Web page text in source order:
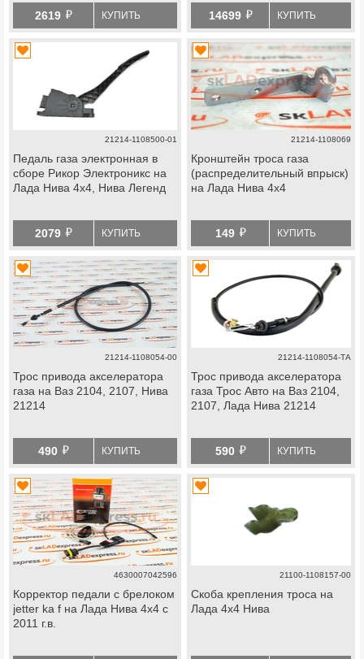
2619 й КУПИТЬ
14699 й КУПИТЬ
21214-1108500-01
Педаль газа электронная в
сборе Рикор Электроникс на
Лада Нива 4х4, Нива Легенд
2079 й КУПИТЬ
21214-1108069
Кронштейн троса газа
(распределительный впрыск)
на Лада Нива 4х4
149 й КУПИТЬ
21214-1108054-00
Трос привода акселератора
газа на Ваз 2104, 2107, Нива
21214
490 й КУПИТЬ
21214-1108054-ТА
Трос привода акселератора
газа Трос Авто на Ваз 2104,
2107, Лада Нива 21214
590 й КУПИТЬ
4630007042596
Корректор педали с брелоком
jetter ka f на Лада Нива 4х4 с
2011 г.в.
21100-1108157-00
Скоба крепления троса на
Лада 4х4 Нива